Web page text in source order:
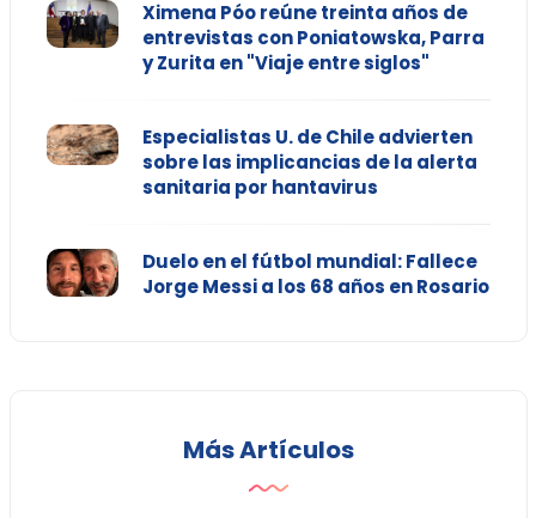
Ximena Póo reúne treinta años de
entrevistas con Poniatowska, Parra
y Zurita en "Viaje entre siglos"
Especialistas U. de Chile advierten
sobre las implicancias de la alerta
sanitaria por hantavirus
Duelo en el fútbol mundial: Fallece
Jorge Messi a los 68 años en Rosario
Más Artículos